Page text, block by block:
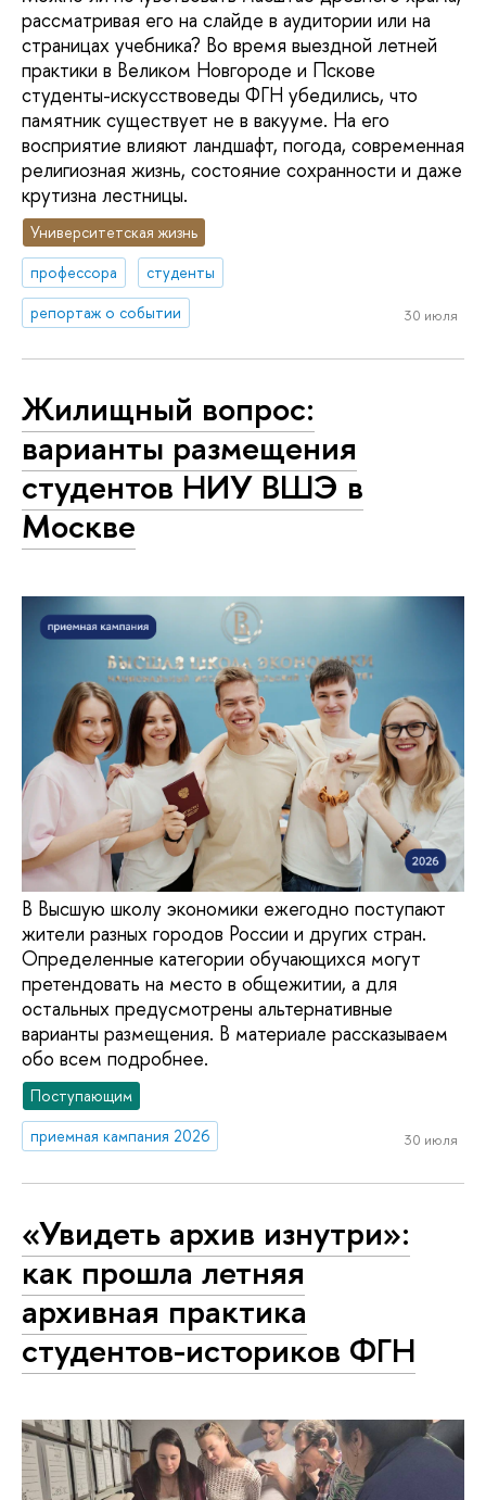
рассматривая его на слайде в аудитории или на
страницах учебника? Во время выездной летней
практики в Великом Новгороде и Пскове
студенты-искусствоведы ФГН убедились, что
памятник существует не в вакууме. На его
восприятие влияют ландшафт, погода, современная
религиозная жизнь, состояние сохранности и даже
крутизна лестницы.
Университетская жизнь
профессора
студенты
репортаж о событии
30 июля
Жилищный вопрос:
варианты размещения
студентов НИУ ВШЭ в
Москве
В Высшую школу экономики ежегодно поступают
жители разных городов России и других стран.
Определенные категории обучающихся могут
претендовать на место в общежитии, а для
остальных предусмотрены альтернативные
варианты размещения. В материале рассказываем
обо всем подробнее.
Поступающим
приемная кампания 2026
30 июля
«Увидеть архив изнутри»:
как прошла летняя
архивная практика
студентов-историков ФГН